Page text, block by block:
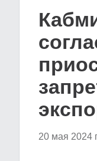
20 мая 2024